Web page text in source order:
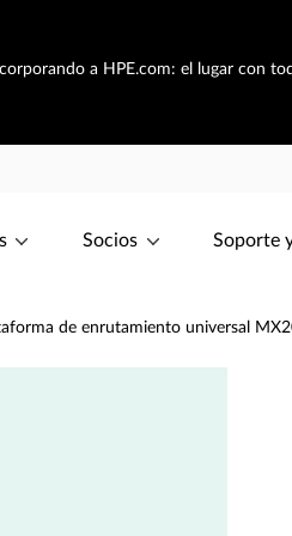
a HPE.com: el lugar con
Socios Soporte
de enrutamiento universal